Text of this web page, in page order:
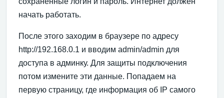
начать работать.
После этого заходим в браузере по адресу
http://192.168.0.1 и вводим admin/admin для
доступа в админку. Для защиты подключения
потом измените эти данные. Попадаем на
первую страницу, где информация об IP самого